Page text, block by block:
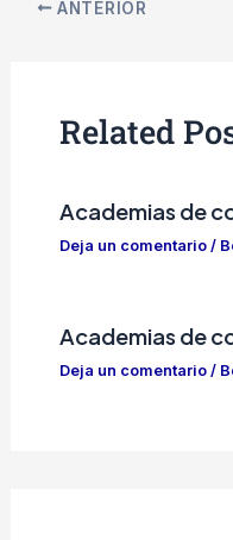
ANTERIOR
Related
Academias de
Deja un comentario /
Academias de
Deja un comentario /